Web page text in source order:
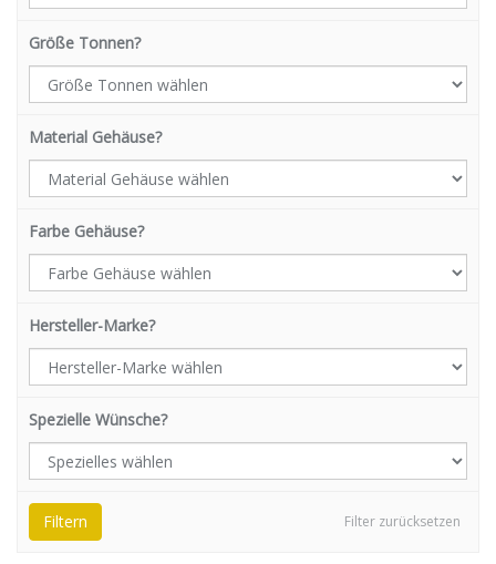
Größe Tonnen?
Material Gehäuse?
Farbe Gehäuse?
Hersteller-Marke?
Spezielle Wünsche?
Filter zurücksetzen
Filtern